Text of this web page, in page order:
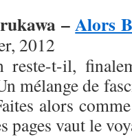
–Alors
2012
reste-t-il,
mélange de
alors
pages vaut le